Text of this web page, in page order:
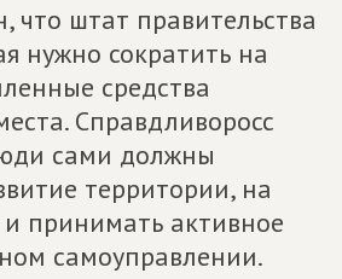
что штат правительства
нужно сократить на
средства
Справдливоросс
сами должны
территории, на
принимать активное
самоуправлении.